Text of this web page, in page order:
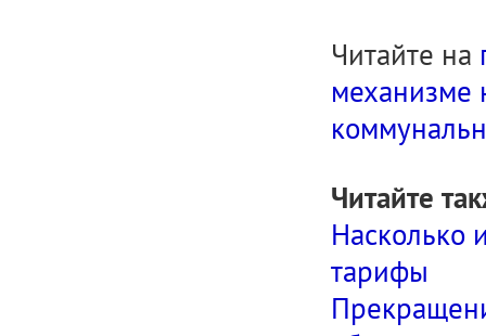
Читайте на
механизме
Читайте
Насколько
тарифы